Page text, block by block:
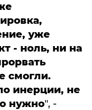
уже
- ноль, ни на
смогли.
инерции, не
нужно", -